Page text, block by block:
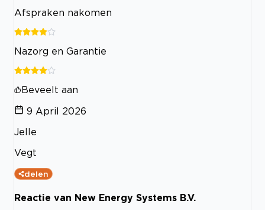
Afspraken nakomen
Nazorg en Garantie
Beveelt aan
9 April 2026
Jelle
Vegt
delen
Reactie van New Energy Systems B.V.